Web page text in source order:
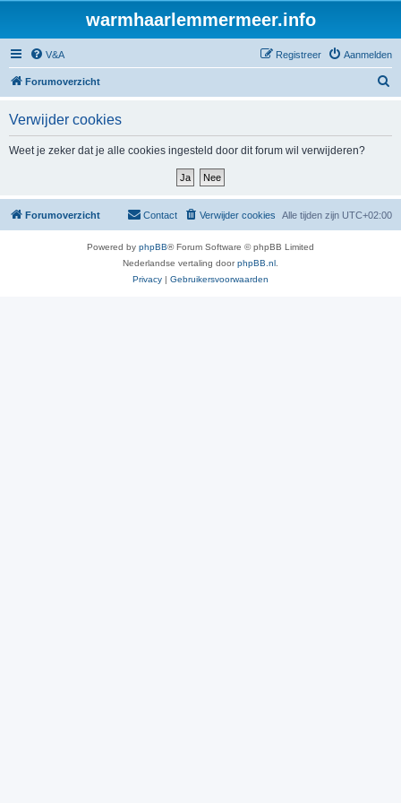
warmhaarlemmermeer.info
V&A Aanmelden
Registreer
Forumoverzicht
Verwijder cookies
Weet je zeker dat je alle cookies ingesteld door dit forum wil verwijderen?
Forumoverzicht Alle tijden zijn UTC+02:00
Verwijder cookies
Contact
Powered by phpBB® Forum Software © phpBB Limited
Nederlandse vertaling doorphpBB.nl
Privacy | Gebruikersvoorwaarden